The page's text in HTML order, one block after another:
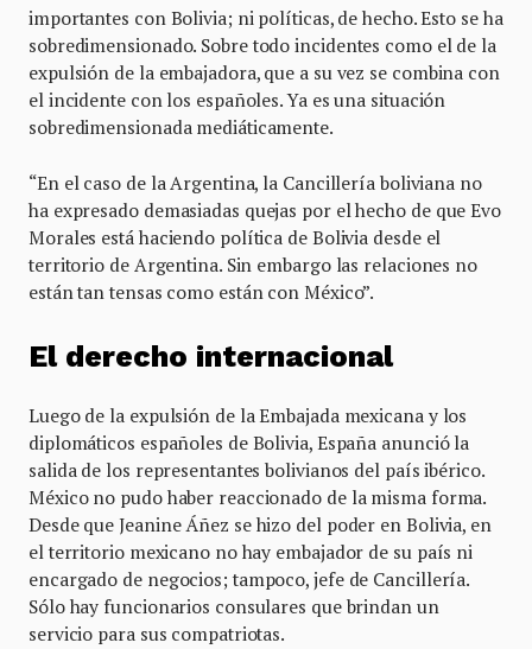
importantes con Bolivia; ni políticas, de hecho. Esto se ha
sobredimensionado. Sobre todo incidentes como el de la
expulsión de la embajadora, que a su vez se combina con
el incidente con los españoles. Ya es una situación
sobredimensionada mediáticamente.
“En el caso de la Argentina, la Cancillería boliviana no
ha expresado demasiadas quejas por el hecho de que Evo
Morales está haciendo política de Bolivia desde el
territorio de Argentina. Sin embargo las relaciones no
están tan tensas como están con México”.
El derecho internacional
Luego de la expulsión de la Embajada mexicana y los
diplomáticos españoles de Bolivia, España anunció la
salida de los representantes bolivianos del país ibérico.
México no pudo haber reaccionado de la misma forma.
Desde que Jeanine Áñez se hizo del poder en Bolivia, en
el territorio mexicano no hay embajador de su país ni
encargado de negocios; tampoco, jefe de Cancillería.
Sólo hay funcionarios consulares que brindan un
servicio para sus compatriotas.